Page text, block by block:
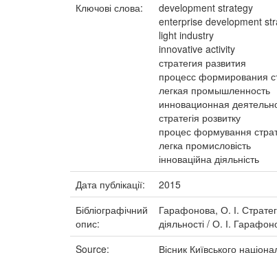
Ключові слова:
development strategy
enterprise development
light industry
innovative activity
стратегия развития
процесс формирования
легкая промышленность
инновационная
стратегія розвитку
процес формування
легка промисловість
інноваційна діяльність
Дата публікації:
2015
Бібліографічний
опис:
Гарафонова, О. І.
діяльності / О. І.
Source:
Вісник Київського